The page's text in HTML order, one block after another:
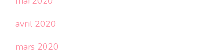
avril 2020
mars 2020